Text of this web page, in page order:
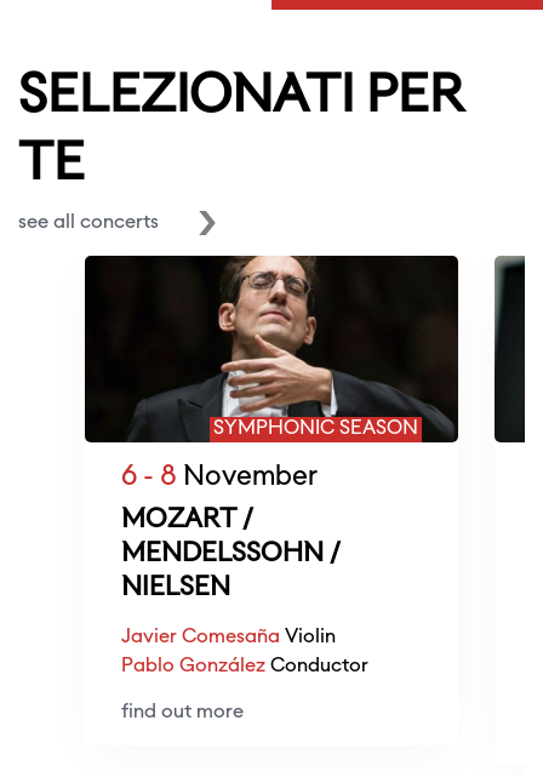
SELEZIONATI PER
TE
see all concerts
SYMPHONIC SEASON
6 - 8 November
MOZART /
MENDELSSOHN /
NIELSEN
Javier Comesaña Violin
Pablo González Conductor
find out more